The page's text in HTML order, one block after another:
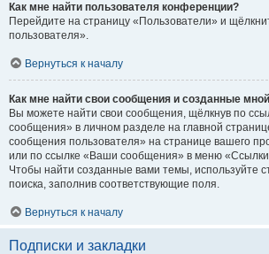
Как мне найти пользователя конференции?
Перейдите на страницу «Пользователи» и
пользователя».
Вернуться к началу
Как мне найти свои сообщения и созданные
Вы можете найти свои сообщения, щёлкнув по
сообщения» в личном разделе на главной
сообщения пользователя» на странице вашего
или по ссылке «Ваши сообщения» в меню
Чтобы найти созданные вами темы, используйте
поиска, заполнив соответствующие поля.
Вернуться к началу
Подписки и закладки